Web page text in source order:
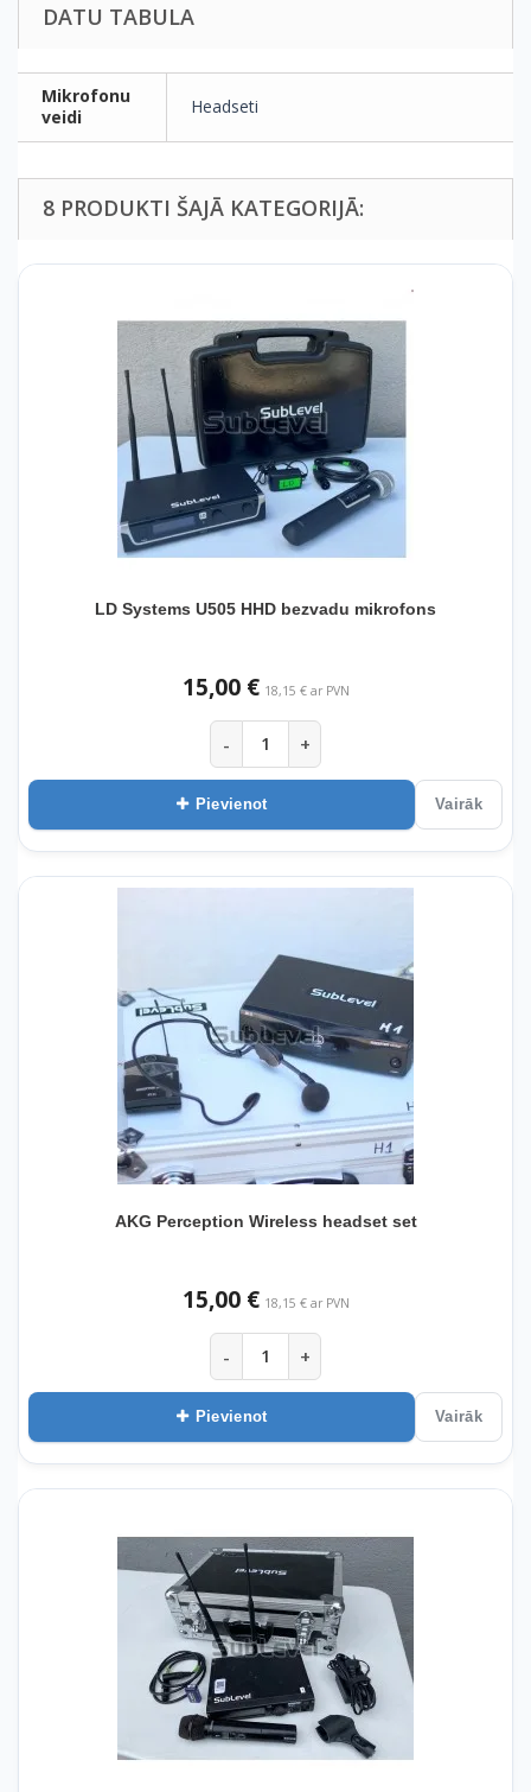
DATU TABULA
Mikrofonu
veidi
Headseti
8 PRODUKTI ŠAJĀ KATEGORIJĀ:
LD Systems U505 HHD bezvadu mikrofons
15,00 € 18,15 € ar PVN
- +
Pievienot Vairāk
AKG Perception Wireless headset set
15,00 € 18,15 € ar PVN
- +
Pievienot Vairāk